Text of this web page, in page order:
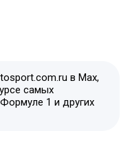
в Max,
самых
1 и других